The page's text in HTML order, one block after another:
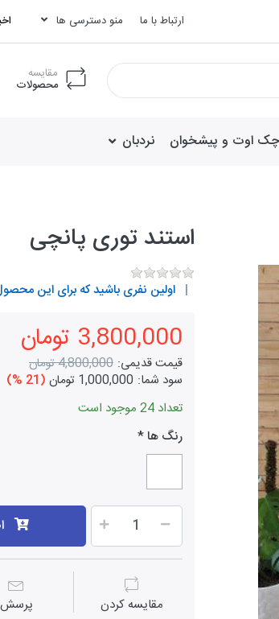
ارتباط با ما منو دسترسی ها
مقایسه
محصولات
چک اوت و پیشخوان نردبان
استند توری پانچی
اولین نفری باشید که برای این
3,800,000 تومان
قیمت قدیمی: 4,800,000 تومان
سود شما: 1,000,000 تومان
(21 %)
تعداد 24 موجود است
رنگ ها
مقايسه كردن پرسش